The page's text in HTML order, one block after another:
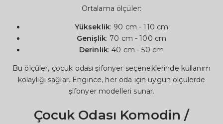
Ortalama ölçüler:
Yükseklik: 90 cm - 110 cm
Genişlik: 70 cm - 100 cm
Derinlik: 40 cm - 50 cm
Bu ölçüler, çocuk odası şifonyer seçeneklerinde kullanım
kolaylığı sağlar. Engince, her oda için uygun ölçülerde
şifonyer modelleri sunar.
Çocuk Odası Komodin /